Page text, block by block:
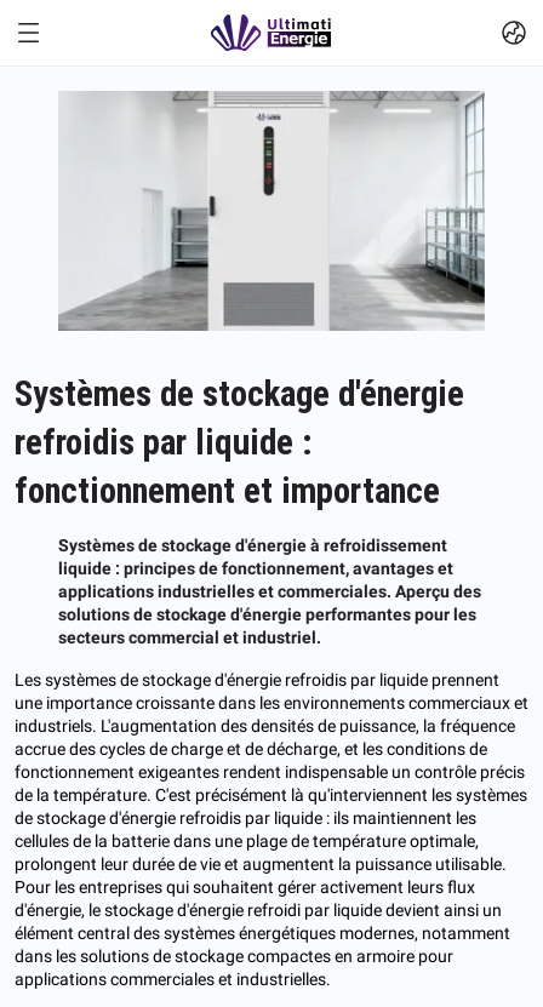
Systèmes de stockage d'énergie
refroidis par liquide :
fonctionnement et importance
Systèmes de stockage d'énergie à refroidissement
liquide : principes de fonctionnement, avantages et
applications industrielles et commerciales. Aperçu des
solutions de stockage d'énergie performantes pour les
secteurs commercial et industriel.
Les systèmes de stockage d'énergie refroidis par liquide prennent
une importance croissante dans les environnements commerciaux et
industriels. L'augmentation des densités de puissance, la fréquence
accrue des cycles de charge et de décharge, et les conditions de
fonctionnement exigeantes rendent indispensable un contrôle précis
de la température. C'est précisément là qu'interviennent les systèmes
de stockage d'énergie refroidis par liquide : ils maintiennent les
cellules de la batterie dans une plage de température optimale,
prolongent leur durée de vie et augmentent la puissance utilisable.
Pour les entreprises qui souhaitent gérer activement leurs flux
d'énergie, le stockage d'énergie refroidi par liquide devient ainsi un
élément central des systèmes énergétiques modernes, notamment
dans les solutions de stockage compactes en armoire pour
applications commerciales et industrielles.